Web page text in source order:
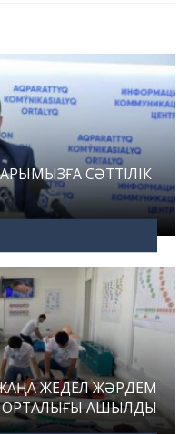
СӘТТІЛІК
ЖЕДЕЛ ЖӘРДЕМ
ОРТАЛЫҒЫ АШЫЛДЫ